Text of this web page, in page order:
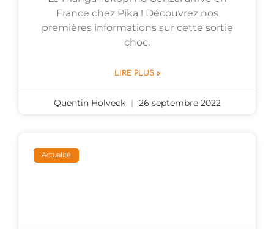
France chez Pika ! Découvrez nos
premières informations sur cette sortie
choc.
LIRE PLUS »
Quentin Holveck 26 septembre 2022
Actualité